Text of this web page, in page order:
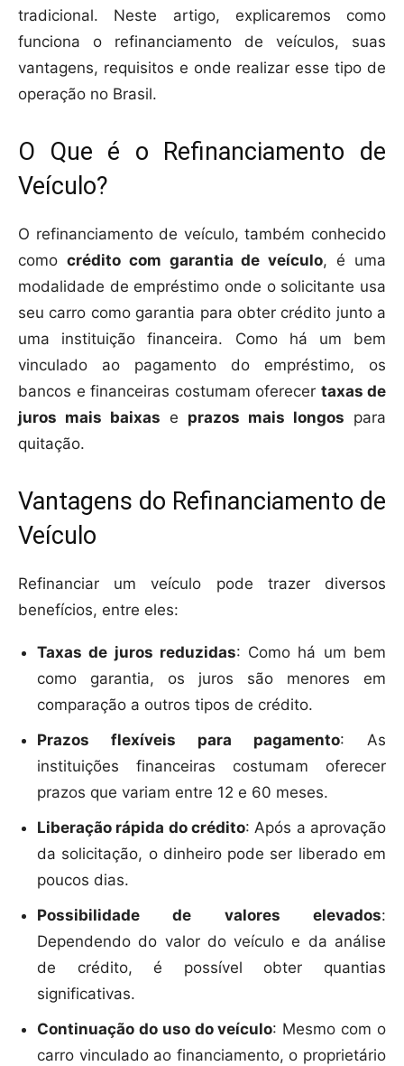
tradicional. Neste artigo, explicaremos como
funciona o refinanciamento de veículos, suas
vantagens, requisitos e onde realizar esse tipo de
operação no Brasil.
O Que é o Refinanciamento de
Veículo?
O refinanciamento de veículo, também conhecido
como crédito com garantia de veículo, é uma
modalidade de empréstimo onde o solicitante usa
seu carro como garantia para obter crédito junto a
uma instituição financeira. Como há um bem
vinculado ao pagamento do empréstimo, os
bancos e financeiras costumam oferecer taxas de
juros mais baixas e prazos mais longos para
quitação.
Vantagens do Refinanciamento de
Veículo
Refinanciar um veículo pode trazer diversos
benefícios, entre eles:
Taxas de juros reduzidas: Como há um bem
como garantia, os juros são menores em
comparação a outros tipos de crédito.
Prazos flexíveis para pagamento: As
instituições financeiras costumam oferecer
prazos que variam entre 12 e 60 meses.
Liberação rápida do crédito: Após a aprovação
da solicitação, o dinheiro pode ser liberado em
poucos dias.
Possibilidade de valores elevados:
Dependendo do valor do veículo e da análise
de crédito, é possível obter quantias
significativas.
Continuação do uso do veículo: Mesmo com o
carro vinculado ao financiamento, o proprietário